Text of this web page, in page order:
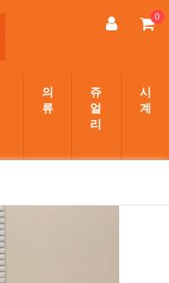
0
의
류
쥬
얼
리
시
계